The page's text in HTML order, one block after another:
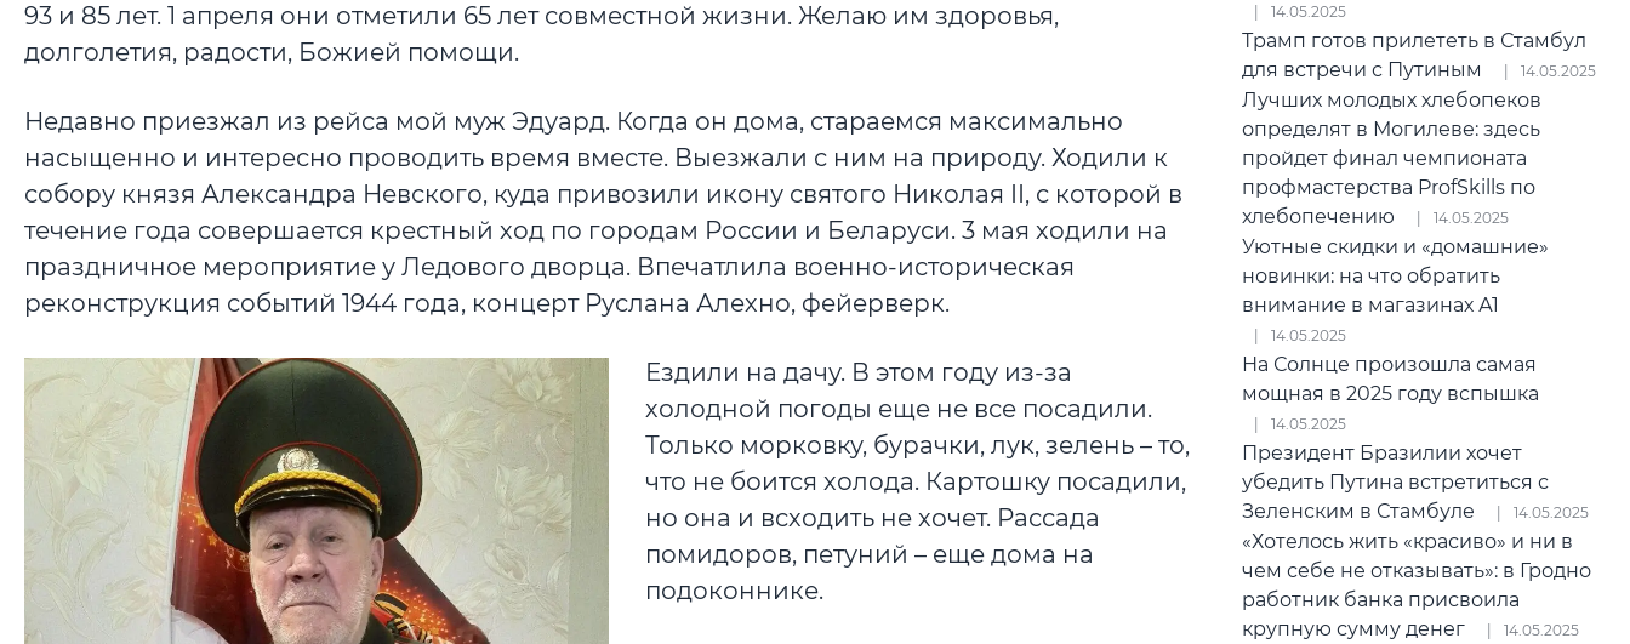
93 и 85 лет. 1 апреля они отметили 65 лет совместной жизни. Желаю им здоровья,
долголетия, радости, Божией помощи.
Недавно приезжал из рейса мой муж Эдуард. Когда он дома, стараемся максимально
насыщенно и интересно проводить время вместе. Выезжали с ним на природу. Ходили к
собору князя Александра Невского, куда привозили икону святого Николая II, с которой в
течение года совершается крестный ход по городам России и Беларуси. 3 мая ходили на
праздничное мероприятие у Ледового дворца. Впечатлила военно-историческая
реконструкция событий 1944 года, концерт Руслана Алехно, фейерверк.
Ездили на дачу. В этом году из-за
холодной погоды еще не все посадили.
Только морковку, бурачки, лук, зелень – то,
что не боится холода. Картошку посадили,
но она и всходить не хочет. Рассада
помидоров, петуний – еще дома на
подоконнике.
14.05.2025
Трамп готов прилететь в Стамбул
для встречи с Путиным
14.05.2025
Лучших молодых хлебопеков
определят в Могилеве: здесь
пройдет финал чемпионата
профмастерства ProfSkills по
хлебопечению
14.05.2025
Уютные скидки и «домашние»
новинки: на что обратить
внимание в магазинах А1
14.05.2025
На Солнце произошла самая
мощная в 2025 году вспышка
14.05.2025
Президент Бразилии хочет
убедить Путина встретиться с
Зеленским в Стамбуле
14.05.2025
«Хотелось жить «красиво» и ни в
чем себе не отказывать»: в Гродно
работник банка присвоила
крупную сумму денег
14.05.2025